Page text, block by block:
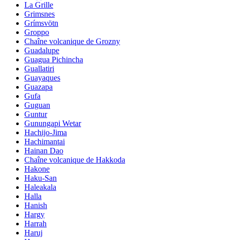
La Grille
Grimsnes
Grímsvötn
Groppo
Chaîne volcanique de Grozny
Guadalupe
Guagua Pichincha
Guallatiri
Guayaques
Guazapa
Gufa
Guguan
Guntur
Gunungapi Wetar
Hachijo-Jima
Hachimantai
Hainan Dao
Chaîne volcanique de Hakkoda
Hakone
Haku-San
Haleakala
Halla
Hanish
Hargy
Harrah
Haruj